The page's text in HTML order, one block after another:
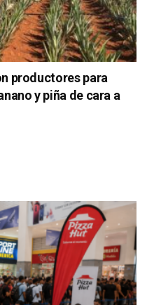
productores para
y piña de cara a